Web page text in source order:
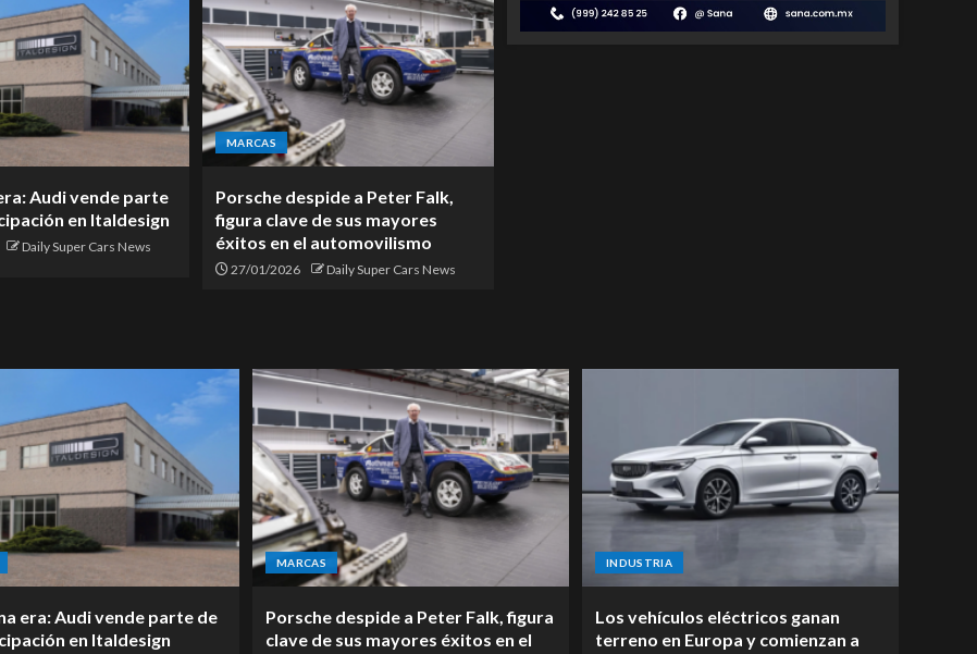
Audi vende parte
en Italdesign
Daily Super Cars News
MARCAS
Porsche despide a Peter Falk,
figura clave de sus mayores
éxitos en el automovilismo
27/01/2026 Daily Super Cars News
era: Audi vende parte de
en Italdesign
MARCAS
Porsche despide a Peter Falk, figura
clave de sus mayores éxitos en el
INDUSTRIA
Los vehículos eléctricos ganan
terreno en Europa y comienzan a